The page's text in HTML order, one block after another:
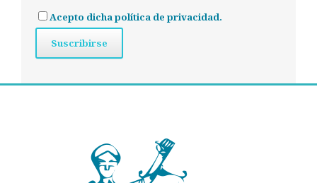
Acepto dicha política de privacidad.